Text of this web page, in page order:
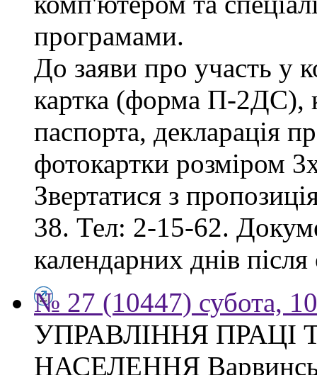
програмами.
До заяви про участь у
картка (форма П-2ДС),
паспорта, декларація
фотокартки розміром
Звертатися з
38. Тел: 2-15-62.
календарних днів
№ 27 (10447) субота,
УПРАВЛІННЯ ПРАЦІ
НАСЕЛЕННЯ